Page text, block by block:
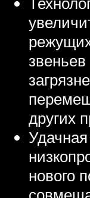
других
нового